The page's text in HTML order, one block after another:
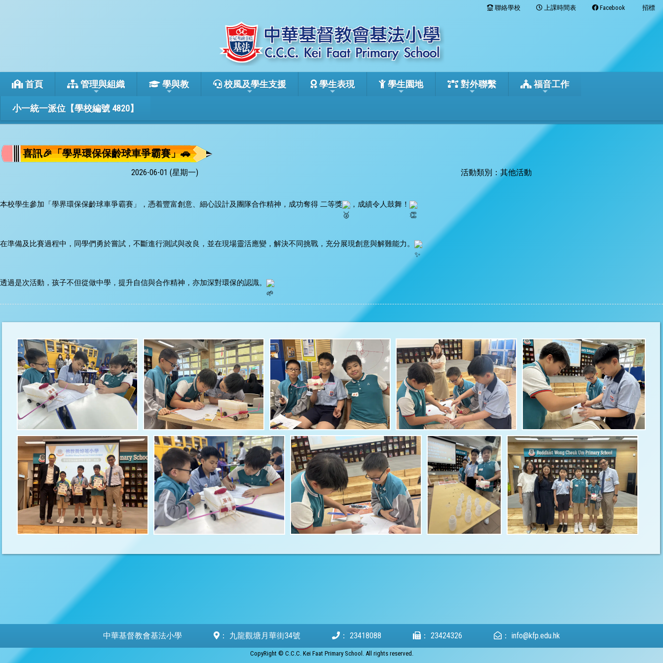
聯絡學校 上課時間表 Facebook 招標
首頁 管理與組織 學與教 校風及學生支援 學生表現 學生園地 對外聯繫 福音工作
小一統一派位【學校編號 4820】
喜訊🎉「學界環保保齡球車爭霸賽」🚗
2026-06-01 (星期一) 活動類別：其他活動
本校學生參加「學界環保保齡球車爭霸賽」，憑着豐富創意、細心設計及團隊合作精神，成功奪得 二等獎 ，成績令人鼓舞！
在準備及比賽過程中，同學們勇於嘗試，不斷進行測試與改良，並在現場靈活應變，解決不同挑戰，充分展現創意與解難能力。
透過是次活動，孩子不但從做中學，提升自信與合作精神，亦加深對環保的認識。
中華基督教會基法小學 ： 九龍觀塘月華街34號 ： 23418088 ： 23424326 ： info@kfp.edu.hk
CopyRight © C.C.C. Kei Faat Primary School. All rights reserved.